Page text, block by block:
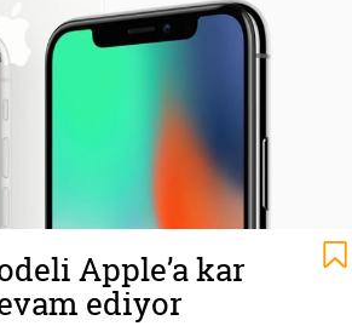
Apple’a kar
ediyor